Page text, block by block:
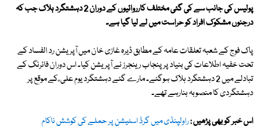
پولیس کی جانب سے کی گئی مختلف کارروائیوں کے دوران 2 دہشتگرد ہلاک جب کہ
درجنوں مشکوک افراد کو حراست میں لے لیا گیا ہے۔
پاک فوج کے شعبہ تعلقات عامہ کے مطابق ڈیرہ غازی خان میں آپریشن رد الفساد کے
تحت خفیہ اطلاعات کی بنیاد پر پنجاب رینجرز نے آپریشن کیا۔ اس دوران فائرنگ کے
تبادلے میں 2 دہشتگرد ہلاک ہوگئے۔ مارے گئے دہشتگرد یوم علی ؓ کے موقع پر
دہشتگردی کا منصوبہ بنارہے تھے۔
اس خبر کو بھی پڑھیں :راولپنڈی میں گرڈ اسٹیشن پر حملے کی کوشش ناکام